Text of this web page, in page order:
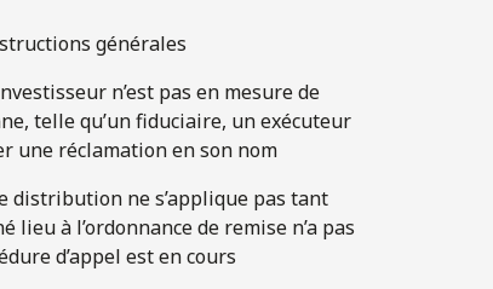
générales
n’est pas en mesure de
telle qu’un fiduciaire, un exécuteur
une réclamation en son nom
distribution ne s’applique pas tant
à l’ordonnance de remise n’a pas
d’appel est en cours